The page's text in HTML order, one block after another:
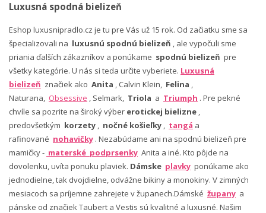
Luxusná spodná bielizeň
Eshop luxusnipradlo.cz je tu pre Vás už 15 rok. Od začiatku sme sa
špecializovali na luxusnú spodnú bielizeň , ale vypočuli sme
priania ďalších zákazníkov a ponúkame spodnú bielizeň pre
všetky kategórie. U nás si teda určite vyberiete. Luxusná
bielizeň značiek ako Anita , Calvin Klein, Felina ,
Naturana, Obsessive , Selmark, Triola a Triumph . Pre pekné
chvíle sa pozrite na široký výber erotickej bielizne ,
predovšetkým korzety , nočné košieľky , tangá a
rafinované nohavičky . Nezabúdame ani na spodnú bielizeň pre
mamičky - materské podprsenky Anita a iné. Kto pôjde na
dovolenku, uvíta ponuku plaviek. Dámske plavky ponúkame ako
jednodielne, tak dvojdielne, odvážne bikiny a monokiny. V zimných
mesiacoch sa príjemne zahrejete v županech.Dámské župany a
pánske od značiek Taubert a Vestis sú kvalitné a luxusné. Našim